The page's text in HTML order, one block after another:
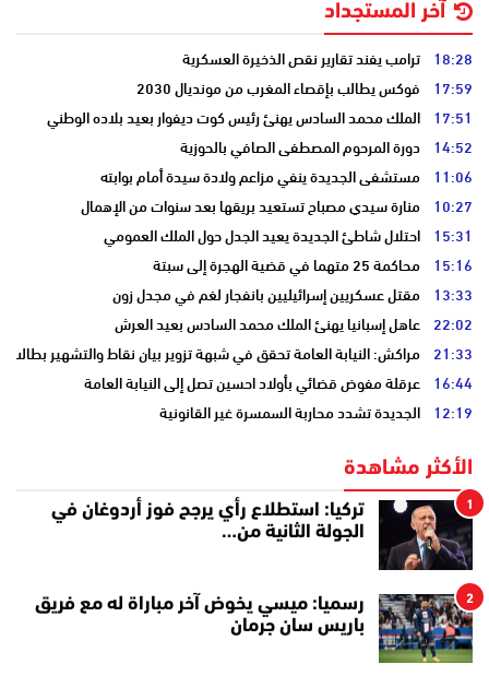
آخر المستجداد
18:28 ترامب يفند تقارير نقص الذخيرة العسكرية
17:59 فوكس يطالب بإقصاء المغرب من مونديال 2030
17:51 الملك محمد السادس يهنئ رئيس كوت ديفوار بعيد بلاده الوطني
14:52 دورة المرحوم المصطفى الصافي بالحوزية
11:06 مستشفى الجديدة ينفي مزاعم ولادة سيدة أمام بوابته
10:27 منارة سيدي مصباح تستعيد بريقها بعد سنوات من الإهمال
15:31 احتلال شاطئ الجديدة يعيد الجدل حول الملك العمومي
15:16 محاكمة 25 متهما في قضية الهجرة إلى سبتة
13:33 مقتل عسكريين إسرائيليين بانفجار لغم في مجدل زون
22:02 عاهل إسبانيا يهنئ الملك محمد السادس بعيد العرش
21:33 مراكش: النيابة العامة تحقق في شبهة تزوير بيان نقاط والتشهير بطالب
16:44 عرقلة مفوض قضائي بأولاد احسين تصل إلى النيابة العامة
12:19 الجديدة تشدد محاربة السمسرة غير القانونية
الأكثر مشاهدة
1
تركيا: استطلاع رأي يرجح فوز أردوغان في
الجولة الثانية من…
2
رسميا: ميسي يخوض آخر مباراة له مع فريق
باريس سان جرمان